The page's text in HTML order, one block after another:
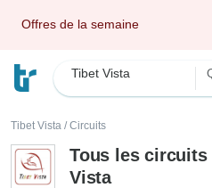
Offres de la semaine
Tibet Vista
Tibet Vista / Circuits
Tous les
Vista